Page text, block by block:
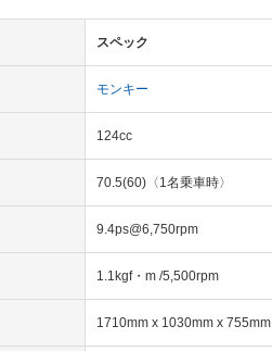
スペック
モンキー
124cc
70.5(60)〈1名乗車時〉
9.4ps@6,750rpm
1.1kgf・m /5,500rpm
1710mm x 1030mm x 755mm